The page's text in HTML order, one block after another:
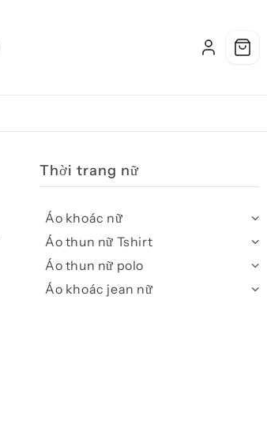
Thời trang nữ
Áo khoác nữ
Áo thun nữ Tshirt
Áo thun nữ polo
Áo khoác jean nữ